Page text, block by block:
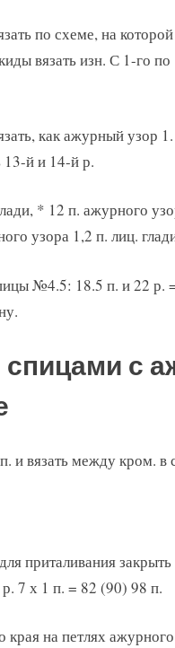
по схеме, на
вязать изн. С 1-го
как ажурный узор
13-й и 14-й р.
* 12 п. ажурного
узора 1,2 п. лиц.
№4.5: 18.5 п. и 22
с
и вязать между кром. в
приталивания
7 х 1 п. = 82 (90) 98 п.
на петлях